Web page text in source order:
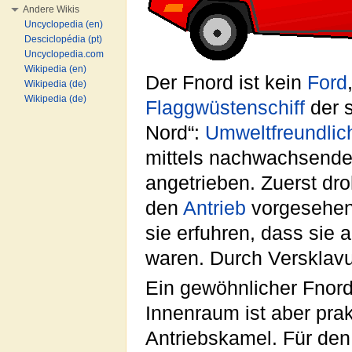
Der Fnord ist kein Ford
Flaggwüstenschiff der
Nord“:
mittels
angetrieben. Zuerst
den Antrieb
sie erfuhren, dass sie
waren. Durch
Ein gewöhnlicher
Innenraum ist aber
Antriebskamel. Für
Andere Wikis
Uncyclopedia (en)
Desciclopédia (pt)
Uncyclopedia.com
Wikipedia (en)
Wikipedia (de)
Wikipedia (de)